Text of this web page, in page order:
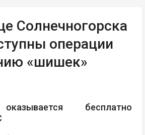
Солнечногорска
операции
«шишек»
бесплатно